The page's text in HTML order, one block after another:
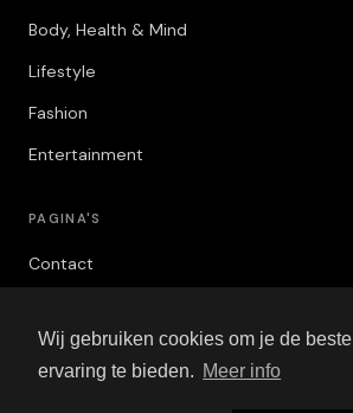
Wij gebruiken cookies om je de beste
ervaring te bieden. Meer info
Body, Health & Mind
Lifestyle
Fashion
Entertainment
PAGINA'S
Contact
Algemene Voorwaarden
Adverteren